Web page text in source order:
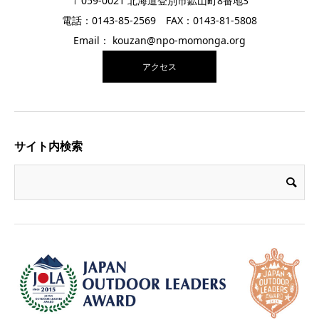
電話：0143-85-2569 FAX：0143-81-5808
Email： kouzan@npo-momonga.org
アクセス
サイト内検索